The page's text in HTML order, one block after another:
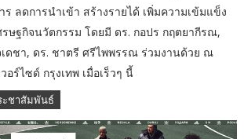
ลดการนำเข้า สร้างรายได้ เพิ่มความเข้มแข็ง
รษฐกิจนวัตกรรม โดยมี ดร. กอปร กฤตยากีรณ,
ดชา, ดร. ชาตรี ศรีไพพรรณ ร่วมงานด้วย ณ
อร์ไซด์ กรุงเทพ เมื่อเร็วๆ นี้
ะชาสัมพันธ์